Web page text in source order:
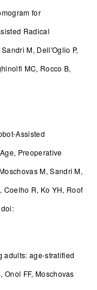
for
Radical
M, Dell'Oglio P,
MC, Rocco B,
Assisted
Preoperative
M, Sandri M,
Coelho R, Ko YH, Roof
adults: age-stratified
Onol FF, Moschovas